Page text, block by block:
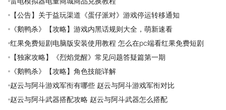
【公告】关于益玩渠道《蛋仔派对》游戏停运转移通知
《鹅鸭杀》【攻略】游戏内黑话规则大全，萌新速看
红果免费短剧电脑版安装使用教程 怎么在pc端看红果免费短剧
【独家攻略】《烈焰觉醒》常见问题答疑篇第一期
《鹅鸭杀》【攻略】角色技能详解
赵云与阿斗游戏军衔有哪些 赵云与阿斗游戏军衔对比
赵云与阿斗武器搭配攻略 赵云与阿斗武器怎么搭配